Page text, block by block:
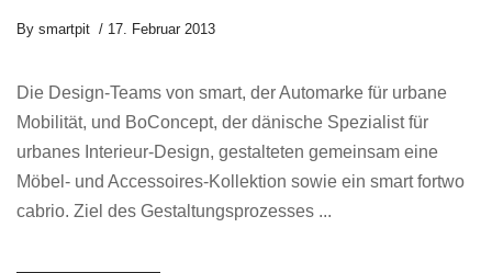
By smartpit 17. Februar 2013
Die Design-Teams von smart, der Automarke für urbane
Mobilität, und BoConcept, der dänische Spezialist für
urbanes Interieur-Design, gestalteten gemeinsam eine
Möbel- und Accessoires-Kollektion sowie ein smart fortwo
cabrio. Ziel des Gestaltungsprozesses ...